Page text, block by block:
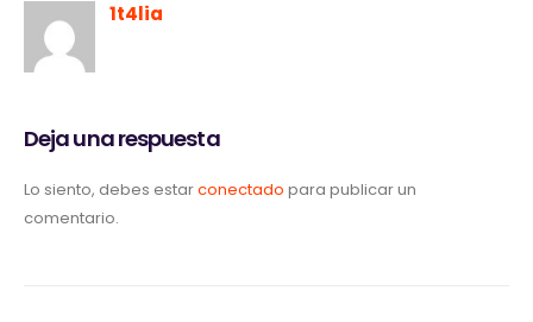
1t4lia
Deja una respuesta
Lo siento, debes estarconectado para publicar un
comentario.